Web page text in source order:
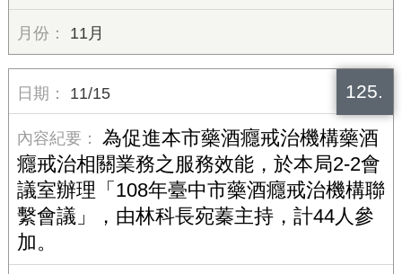
11月
125.
11/15
為促進本市藥酒癮戒治機構藥酒
癮戒治相關業務之服務效能，於本局2-2會
議室辦理「108年臺中市藥酒癮戒治機構聯
繫會議」，由林科長宛蓁主持，計44人參
加。